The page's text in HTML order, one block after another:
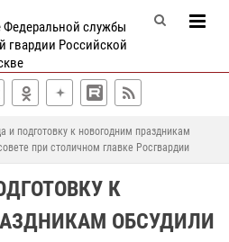
Федеральной службы
гвардии Российской
и подготовку к новогодним праздникам
при столичном главке Росгвардии
К
ОБСУДИЛИ